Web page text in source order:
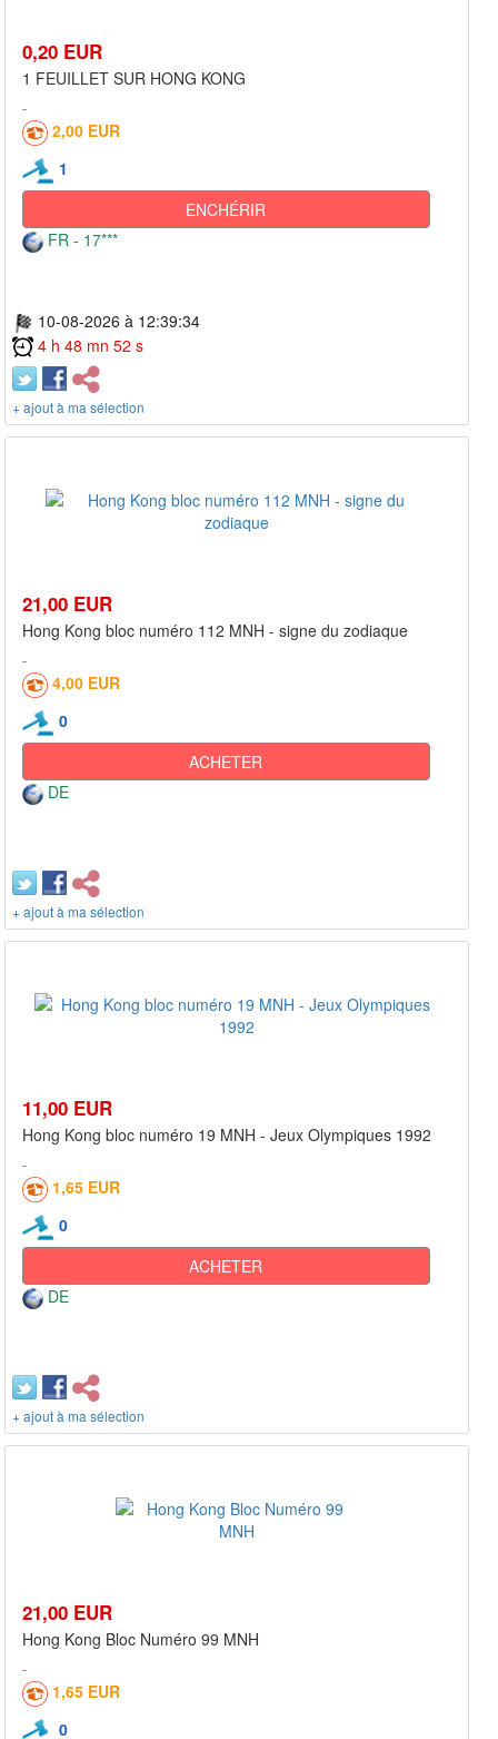
0,20 EUR
1 FEUILLET SUR HONG KONG
2,00 EUR
1
ENCHÉRIR
FR - 17***
10-08-2026 à 12:39:34
4 h 48 mn 52 s
+ ajout à ma sélection
21,00 EUR
Hong Kong bloc numéro 112 MNH - signe du zodiaque
4,00 EUR
0
ACHETER
DE
+ ajout à ma sélection
11,00 EUR
Hong Kong bloc numéro 19 MNH - Jeux Olympiques 1992
1,65 EUR
0
ACHETER
DE
+ ajout à ma sélection
21,00 EUR
Hong Kong Bloc Numéro 99 MNH
1,65 EUR
0